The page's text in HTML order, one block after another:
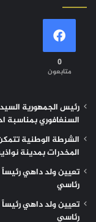
0
متابعون
رئيس الجمهورية
السنغافوري بمناسبة
الشرطة الوطنية
المخدرات بمدينة
تعيين ولد داهي
رئاسي
تعيين ولد داهي
رئاسي